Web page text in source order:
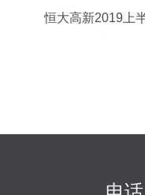
恒大高新2019上